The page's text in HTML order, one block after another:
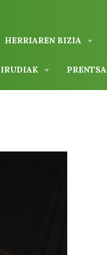
HERRIAREN BIZIA
IRUDIAK PRENTSA